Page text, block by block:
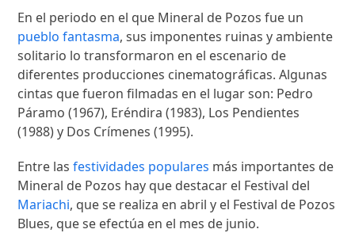
En el periodo en el que Mineral de Pozos fue un
pueblo fantasma, sus imponentes ruinas y ambiente
solitario lo transformaron en el escenario de
diferentes producciones cinematográficas. Algunas
cintas que fueron filmadas en el lugar son: Pedro
Páramo (1967), Eréndira (1983), Los Pendientes
(1988) y Dos Crímenes (1995).
Entre lasfestividades populares más importantes de
Mineral de Pozos hay que destacar el Festival del
Mariachi, que se realiza en abril y el Festival de Pozos
Blues, que se efectúa en el mes de junio.